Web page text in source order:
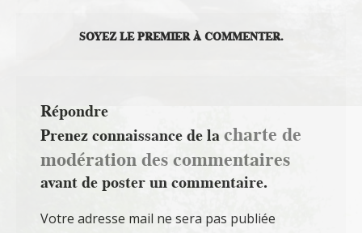
SOYEZ LE PREMIER À COMMENTER.
Répondre
Prenez connaissance de lacharte de
modération des commentaires
avant de poster un commentaire.
Votre adresse mail ne sera pas publiée